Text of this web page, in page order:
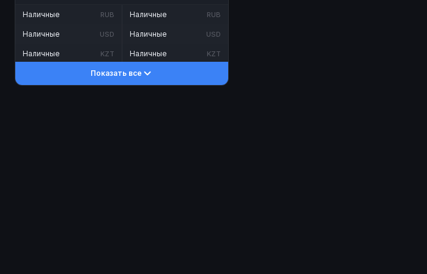
Наличные RUB
Наличные USD
Наличные KZT
Наличные RUB
Наличные USD
Наличные KZT
Показать все